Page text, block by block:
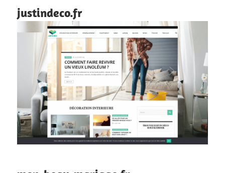
justindeco.fr